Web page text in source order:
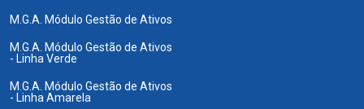
M.G.A. Módulo Gestão de Ativos
M.G.A. Módulo Gestão de Ativos
- Linha Verde
M.G.A. Módulo Gestão de Ativos
- Linha Amarela